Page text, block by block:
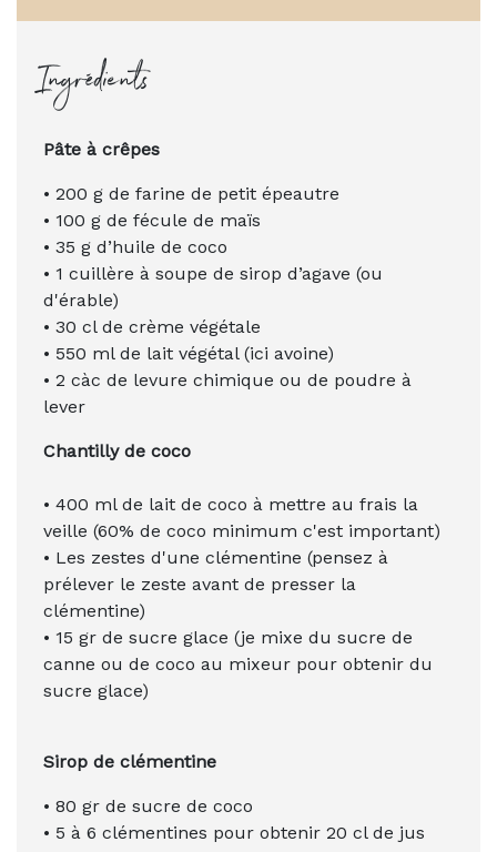
Ingrédients
Pâte à crêpes
• 200 g de farine de petit épeautre
• 100 g de fécule de maïs
• 35 g d’huile de coco
• 1 cuillère à soupe de sirop d’agave (ou
d'érable)
• 30 cl de crème végétale
• 550 ml de lait végétal (ici avoine)
• 2 càc de levure chimique ou de poudre à
lever
Chantilly de coco
• 400 ml de lait de coco à mettre au frais la
veille (60% de coco minimum c'est important)
• Les zestes d'une clémentine (pensez à
prélever le zeste avant de presser la
clémentine)
• 15 gr de sucre glace (je mixe du sucre de
canne ou de coco au mixeur pour obtenir du
sucre glace)
Sirop de clémentine
• 80 gr de sucre de coco
• 5 à 6 clémentines pour obtenir 20 cl de jus